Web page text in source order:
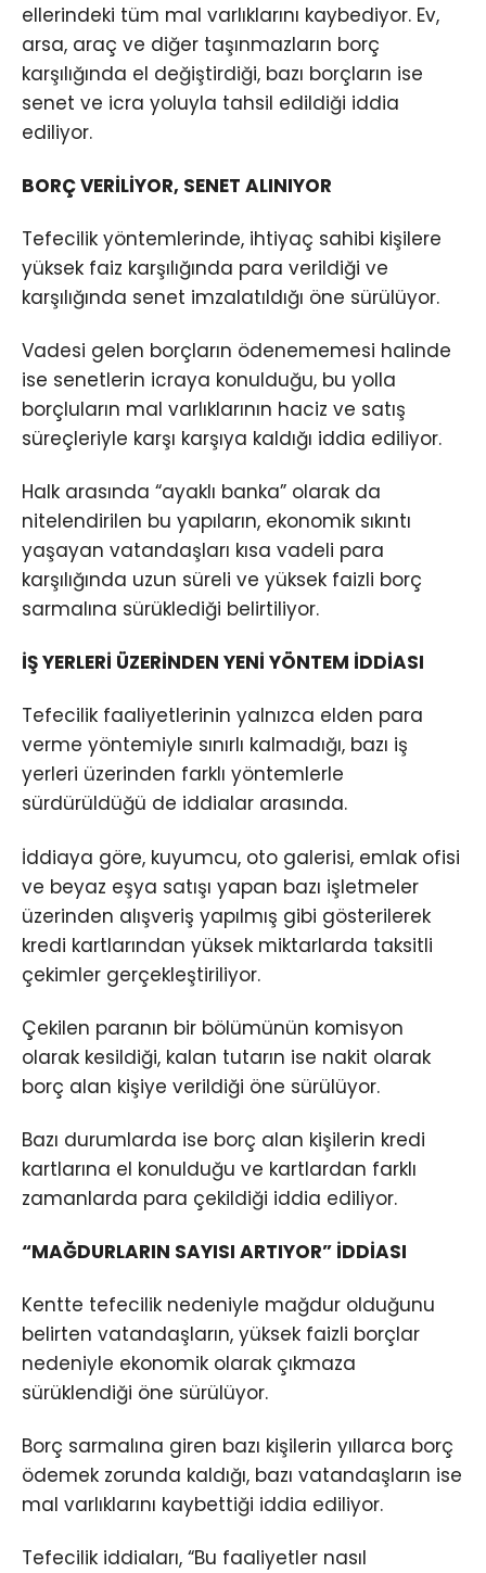
ellerindeki tüm mal varlıklarını kaybediyor. Ev,
arsa, araç ve diğer taşınmazların borç
karşılığında el değiştirdiği, bazı borçların ise
senet ve icra yoluyla tahsil edildiği iddia
ediliyor.
BORÇ VERİLİYOR, SENET ALINIYOR
Tefecilik yöntemlerinde, ihtiyaç sahibi kişilere
yüksek faiz karşılığında para verildiği ve
karşılığında senet imzalatıldığı öne sürülüyor.
Vadesi gelen borçların ödenememesi halinde
ise senetlerin icraya konulduğu, bu yolla
borçluların mal varlıklarının haciz ve satış
süreçleriyle karşı karşıya kaldığı iddia ediliyor.
Halk arasında “ayaklı banka” olarak da
nitelendirilen bu yapıların, ekonomik sıkıntı
yaşayan vatandaşları kısa vadeli para
karşılığında uzun süreli ve yüksek faizli borç
sarmalına sürüklediği belirtiliyor.
İŞ YERLERİ ÜZERİNDEN YENİ YÖNTEM İDDİASI
Tefecilik faaliyetlerinin yalnızca elden para
verme yöntemiyle sınırlı kalmadığı, bazı iş
yerleri üzerinden farklı yöntemlerle
sürdürüldüğü de iddialar arasında.
İddiaya göre, kuyumcu, oto galerisi, emlak ofisi
ve beyaz eşya satışı yapan bazı işletmeler
üzerinden alışveriş yapılmış gibi gösterilerek
kredi kartlarından yüksek miktarlarda taksitli
çekimler gerçekleştiriliyor.
Çekilen paranın bir bölümünün komisyon
olarak kesildiği, kalan tutarın ise nakit olarak
borç alan kişiye verildiği öne sürülüyor.
Bazı durumlarda ise borç alan kişilerin kredi
kartlarına el konulduğu ve kartlardan farklı
zamanlarda para çekildiği iddia ediliyor.
“MAĞDURLARIN SAYISI ARTIYOR” İDDİASI
Kentte tefecilik nedeniyle mağdur olduğunu
belirten vatandaşların, yüksek faizli borçlar
nedeniyle ekonomik olarak çıkmaza
sürüklendiği öne sürülüyor.
Borç sarmalına giren bazı kişilerin yıllarca borç
ödemek zorunda kaldığı, bazı vatandaşların ise
mal varlıklarını kaybettiği iddia ediliyor.
Tefecilik iddiaları, “Bu faaliyetler nasıl